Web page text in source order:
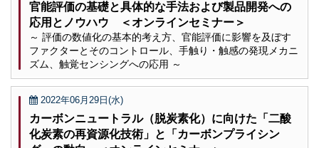
官能評価の基礎と具体的な手法および製品開発への
応用とノウハウ ＜オンラインセミナー＞
～ 評価の数値化の基本的考え方、官能評価に影響を及ぼす
ファクターとそのコントロール、手触り・触感の発現メカニ
ズム、触覚センシングへの応用 ～
2022年06月29日(水)
カーボンニュートラル（脱炭素化）に向けた「二酸
化炭素の再資源化技術」と「カーボンプライシン